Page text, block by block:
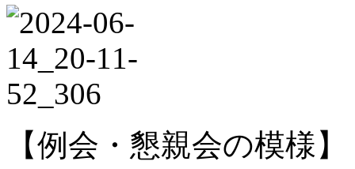
【例会・懇親会の模様】